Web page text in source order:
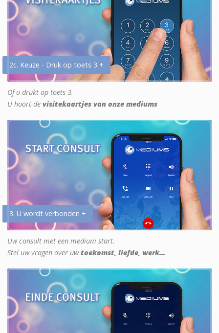
2c. Keuze - Druk op toets 3 +
Of u drukt op toets 3.
U hoort de visitekaartjes van onze mediums
3. U wordt verbonden +
Uw consult met een medium start.
Stel uw vragen over uwtoekomst, liefde, werk...